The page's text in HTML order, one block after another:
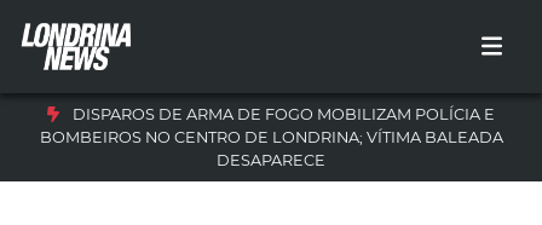
DISPAROS DE ARMA DE FOGO MOBILIZAM POLÍCIA E
BOMBEIROS NO CENTRO DE LONDRINA; VÍTIMA BALEADA
DESAPARECE